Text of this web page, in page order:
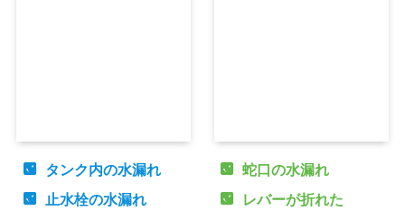
タンク内の水漏れ
止水栓の水漏れ
蛇口の水漏れ
レバーが折れた